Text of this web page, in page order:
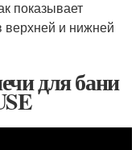
показывает
верхней и нижней
для бани